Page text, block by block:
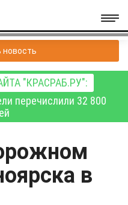
новость
"КРАСРАБ.РУ":
перечислили 32 800
в